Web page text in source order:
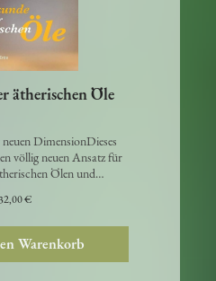
ätherischen Öle
DimensionDieses
völlig neuen Ansatz für
Ölen und…
€
Warenkorb